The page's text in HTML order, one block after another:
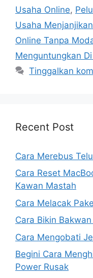
Usaha Online,
Usaha
Online Tanpa
Menguntungkan
Tinggalkan
Recent Post
Cara Merebus
Cara Reset
Kawan Mastah
Cara Melacak
Cara Bikin
Cara Mengobati
Begini Cara
Power Rusak